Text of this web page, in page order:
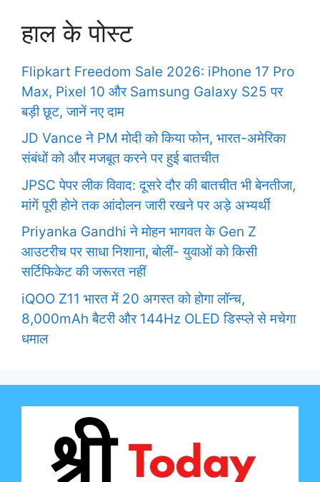
हाल के पोस्ट
Flipkart Freedom Sale 2026: iPhone 17 Pro
Max, Pixel 10 और Samsung Galaxy S25 पर
बड़ी छूट, जानें नए दाम
JD Vance ने PM मोदी को किया फोन, भारत-अमेरिका
संबंधों को और मजबूत करने पर हुई बातचीत
JPSC पेपर लीक विवाद: दूसरे दौर की बातचीत भी बेनतीजा,
मांगें पूरी होने तक आंदोलन जारी रखने पर अड़े अभ्यर्थी
Priyanka Gandhi ने मोहन भागवत के Gen Z
आउटरीच पर साधा निशाना, बोलीं- युवाओं को किसी
सर्टिफिकेट की जरूरत नहीं
iQOO Z11 भारत में 20 अगस्त को होगा लॉन्च,
8,000mAh बैटरी और 144Hz OLED डिस्प्ले से मचेगा
धमाल